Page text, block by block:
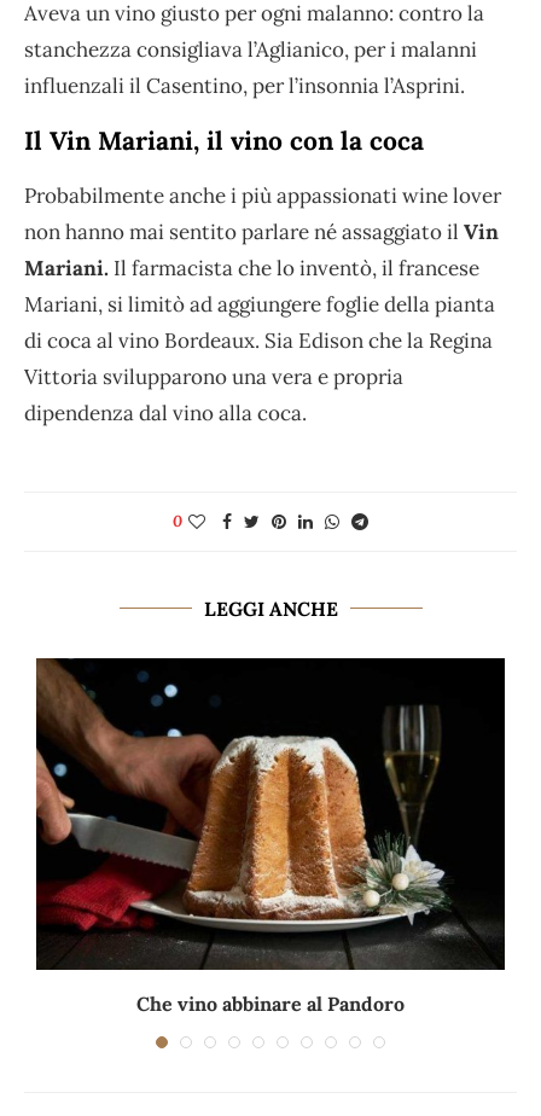
Aveva un vino giusto per ogni malanno: contro la
stanchezza consigliava l’Aglianico, per i malanni
influenzali il Casentino, per l’insonnia l’Asprini.
Il Vin Mariani, il vino con la coca
Probabilmente anche i più appassionati wine lover
non hanno mai sentito parlare né assaggiato il Vin
Mariani. Il farmacista che lo inventò, il francese
Mariani, si limitò ad aggiungere foglie della pianta
di coca al vino Bordeaux. Sia Edison che la Regina
Vittoria svilupparono una vera e propria
dipendenza dal vino alla coca.
0
LEGGI ANCHE
Che vino abbinare al Pandoro